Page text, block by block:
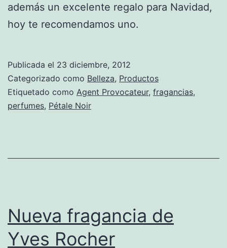
además un excelente regalo para Navidad,
hoy te recomendamos uno.
Publicada el 23 diciembre, 2012
Categorizado como Belleza, Productos
Etiquetado como Agent Provocateur, fragancias,
perfumes, Pétale Noir
Nueva fragancia de
Yves Rocher